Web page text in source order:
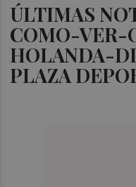
ÚLTIMAS
COMO-VER-
HOLANDA-
PLAZA